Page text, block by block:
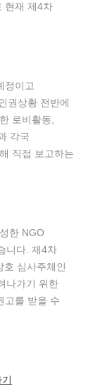
현재 제4차
정이고
권상황 전반에
로비활동,
각국
직접 보고하는
한 NGO
니다. 제4차
호 심사주체인
나가기 위한
고를 받을 수